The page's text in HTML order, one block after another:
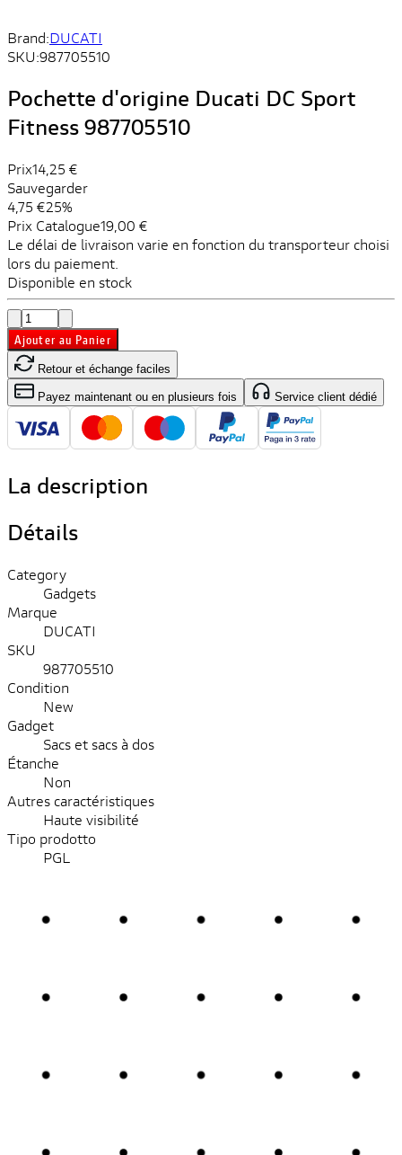
Brand:DUCATI
SKU:987705510
Pochette d'origine Ducati DC Sport
Fitness 987705510
Prix14,25 €
Sauvegarder
4,75 €25%
Prix ​​Catalogue19,00 €
Le délai de livraison varie en fonction du transporteur choisi
lors du paiement.
Disponible en stock
Ajouter au Panier
Retour et échange faciles
Payez maintenant ou en plusieurs fois Service client dédié
La description
Détails
Category
Gadgets
Marque
DUCATI
SKU
987705510
Condition
New
Gadget
Sacs et sacs à dos
Étanche
Non
Autres caractéristiques
Haute visibilité
Tipo prodotto
PGL